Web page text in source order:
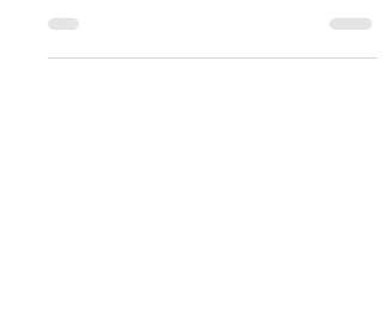
vertreten